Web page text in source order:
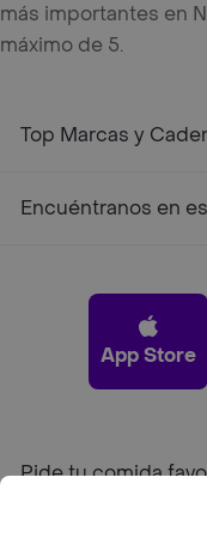
más importantes en
máximo de 5.
Top Marcas y
Encuéntranos en
App Store
Pide tu comida